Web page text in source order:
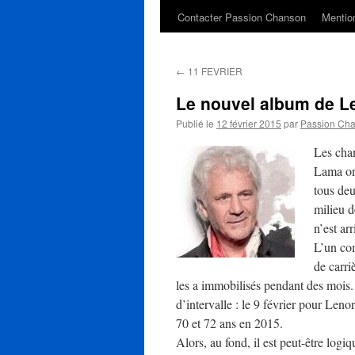
Contacter Passion Chanson
← 11 FEVRIER
Le nouvel album de
Publié le 12 février 2015 par Passion
Les
Lama
tous
milieu
n’est
L’un
de
les a immobilisés pendant des
d’intervalle : le 9 février pour
70 et 72 ans en 2015.
Alors, au fond, il est peut-être